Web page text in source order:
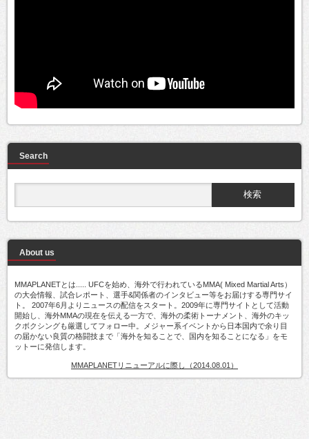
Search
About us
MMAPLANETとは..... UFCを始め、海外で行われているMMA( Mixed Martial Arts）
の大会情報、試合レポート、選手&関係者のインタビュー等をお届けする専門サイ
ト。 2007年6月よりニュースの配信をスタート。2009年に専門サイトとして活動
開始し、海外MMAの現在を伝える一方で、海外の柔術トーナメント、海外のキッ
クボクシングも厳選してフォロー中。メジャー系イベントから日本国内で余り目
の届かない良質の格闘技まで「海外を知ることで、国内を知ることになる」をモ
ットーに発信します。
MMAPLANETリニューアルに際し（2014.08.01）